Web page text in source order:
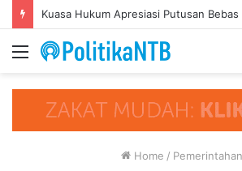
Menu
Home / Pemerintahan